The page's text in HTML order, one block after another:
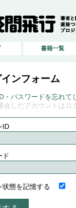
書籍一覧
インフォーム
・パスワードを忘れて
会したアカウントはロ
ID
ド
状態を記憶する